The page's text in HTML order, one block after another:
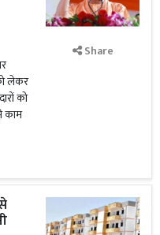
लेकर
को
काम
Share